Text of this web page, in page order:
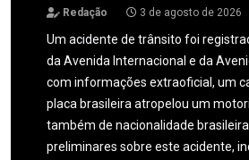
Redação 3 de agosto de 2026
Um acidente de trânsito foi
da Avenida Internacional e da
com informações extraoficial, um
placa brasileira atropelou um
também de nacionalidade
preliminares sobre este acidente,